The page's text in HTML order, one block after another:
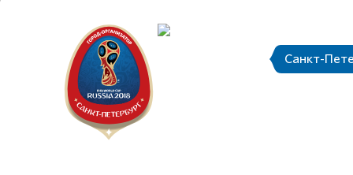
Санкт-